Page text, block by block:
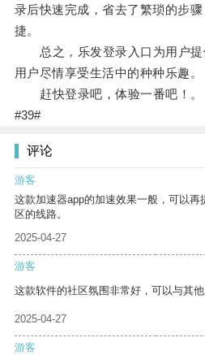
录后快速完成，省去了繁琐的步
捷。
总之，乐发登录入口为用户提
用户尽情享受生活中的种种乐趣。
赶快登录吧，体验一番吧！。
#39#
评论
游客
这款加速器app的加速效果一般，可以
区的线路。
2025-04-27
游客
这款软件的社区氛围非常好，可以与其他
2025-04-27
游客